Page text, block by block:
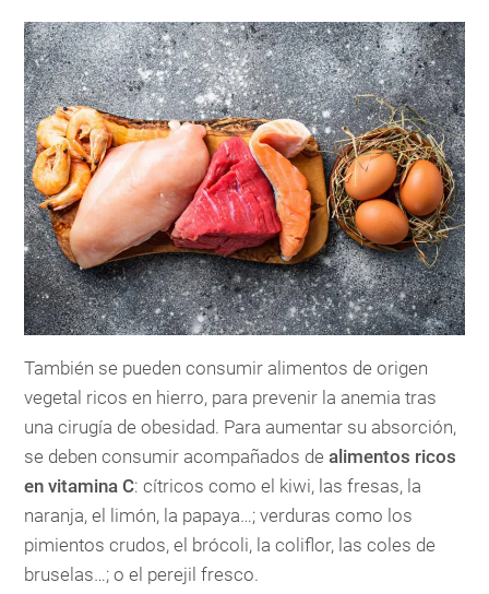
También se pueden consumir alimentos de origen
vegetal ricos en hierro, para prevenir la anemia tras
una cirugía de obesidad. Para aumentar su absorción,
se deben consumir acompañados de alimentos ricos
en vitamina C: cítricos como el kiwi, las fresas, la
naranja, el limón, la papaya…; verduras como los
pimientos crudos, el brócoli, la coliflor, las coles de
bruselas…; o el perejil fresco.